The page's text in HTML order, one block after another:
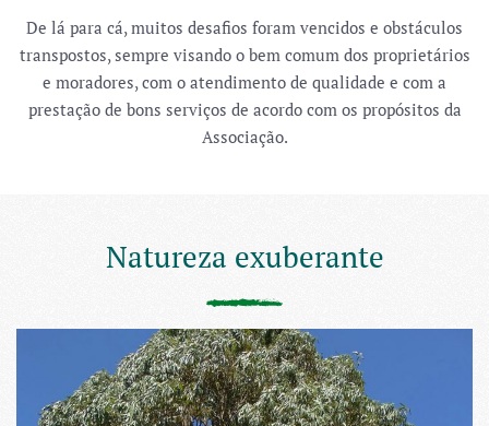
De lá para cá, muitos desafios foram vencidos e obstáculos
transpostos, sempre visando o bem comum dos proprietários
e moradores, com o atendimento de qualidade e com a
prestação de bons serviços de acordo com os propósitos da
Associação.
Natureza exuberante